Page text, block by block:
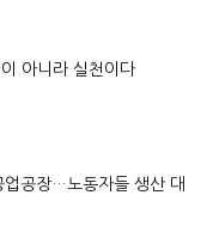
아니라 실천이다
업공장…노동자들 생산 대